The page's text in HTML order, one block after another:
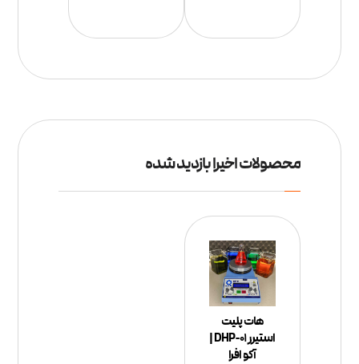
محصولات اخیرا بازدید شده
هات پلیت
استیرر DHP-01 |
آکو افرا